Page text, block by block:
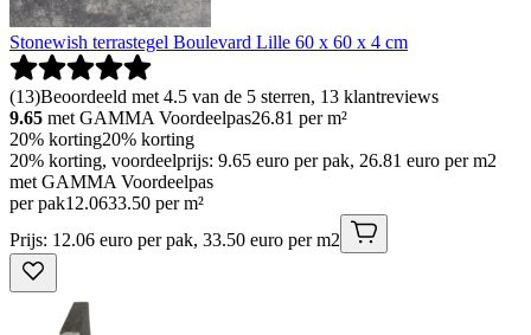
Stonewish terrastegel Boulevard Lille 60 x 60 x 4 cm
(13)Beoordeeld met 4.5 van de 5 sterren, 13 klantreviews
9.65 met GAMMA Voordeelpas26.81 per m²
20% korting20% korting
20% korting, voordeelprijs: 9.65 euro per pak, 26.81 euro per m2
met GAMMA Voordeelpas
per pak12.0633.50 per m²
Prijs: 12.06 euro per pak, 33.50 euro per m2